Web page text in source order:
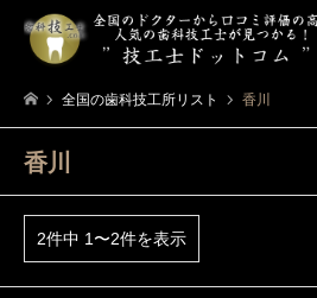
全国の歯科技工所リスト 香川
香川
2件中 1〜2件を表示